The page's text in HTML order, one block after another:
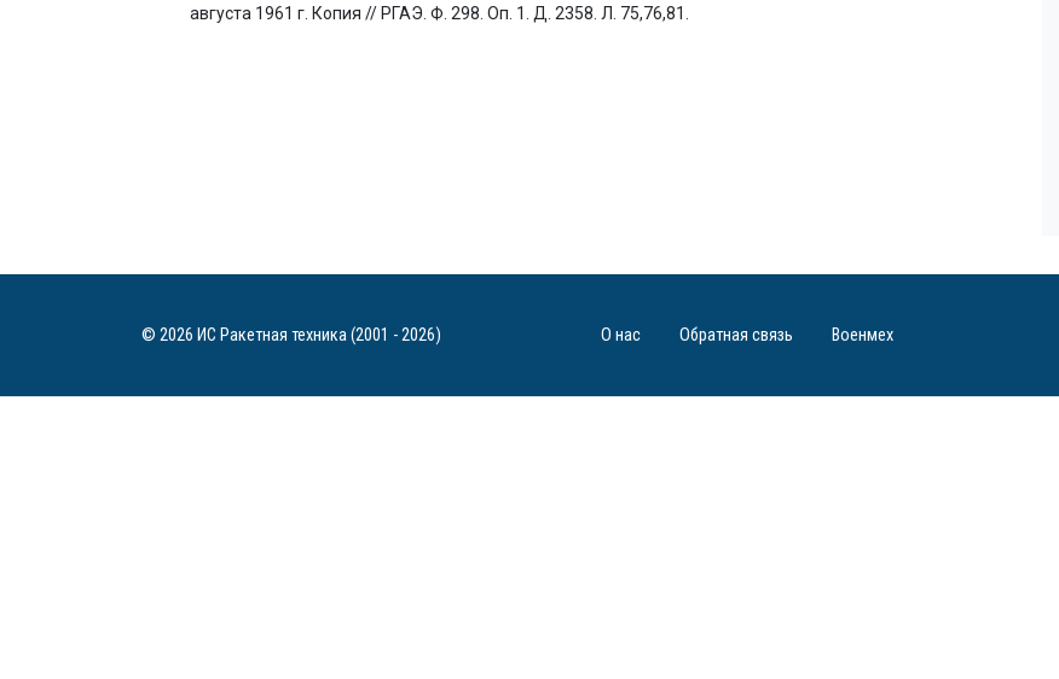
августа 1961 г. Копия // РГАЭ. Ф. 298. Оп. 1. Д. 2358. Л. 75,76,81.
© 2026 ИС Ракетная техника (2001 - 2026) О нас Обратная связь Военмех